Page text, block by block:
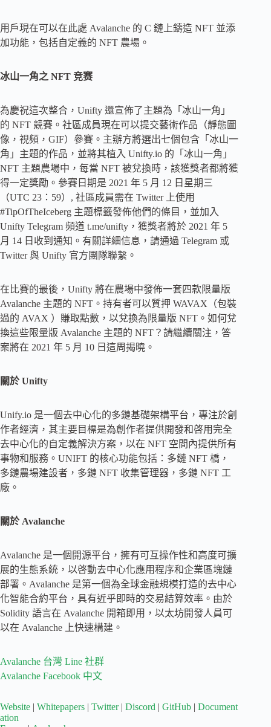
用戶現在可以在此處 Avalanche 的 C 鏈上鑄造 NFT 並添
加功能，包括自定義的 NFT 農場。
冰山一角之 NFT 竞赛
為慶祝這次整合，Unifty 還宣佈了主題為「冰山一角」
的 NFT 競賽。社區成員現在可以提交藝術作品（靜態圖
像，視頻，GIF）參賽。主辦方將選出七個包含「冰山一
角」主題的作品，並將其植入 Unifty.io 的「冰山一角」
NFT 主題農場中，每當 NFT 被兌換時，該獲獎者都將獲
得一定獎勵。參賽日期是 2021 年 5 月 12 日星期三
（UTC 23：59）, 社區成員需在 Twitter 上使用
#TipOfTheIceberg 主題標籤發佈他們的條目，並加入
Unifty Telegram 頻道 t.me/unifty，獲獎者將於 2021 年 5
月 14 日收到通知。有關詳細信息，請通過 Telegram 或
Twitter 與 Unifty 官方團隊聯繫。
在比賽的最後，Unifty 將在農場中發佈一套四款限量版
Avalanche 主題的 NFT。持有者可以質押 WAVAX（包裝
過的 AVAX ）賺取點數，以兌換為限量版 NFT。如何兌
換這些限量版 Avalanche 主題的 NFT？請繼續關注，答
案將在 2021 年 5 月 10 日這周揭曉。
關於 Unifty
Unify.io 是一個去中心化的多鏈基礎架構平台，專注於創
作者經濟，其主要目標是為創作者提供開發和啓用完全
去中心化的自定義解決方案，以在 NFT 空間內提供所有
事物和服務。UNIFT 的核心功能包括：多鏈 NFT 橋，
多鏈農場建設者，多鏈 NFT 收集管理器，多鏈 NFT 工
廠。
關於 Avalanche
Avalanche 是一個開源平台，擁有可互操作性和高度可擴
展的生態系統，以啓動去中心化應用程序和企業區塊鏈
部署。Avalanche 是第一個為全球金融規模打造的去中心
化智能合約平台，具有近乎即時的交易結算效率。由於
Solidity 語言在 Avalanche 開箱即用，以太坊開發人員可
以在 Avalanche 上快速構建。
Avalanche 台灣 Line 社群
Avalanche Facebook 中文
Website | Whitepapers | Twitter| Discord | GitHub | Document
ation